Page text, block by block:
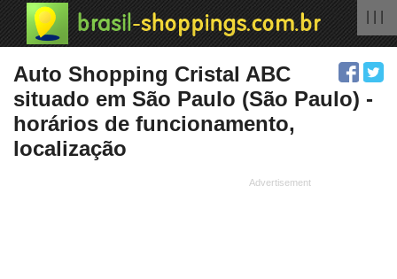
Auto Shopping Cristal ABC
situado em São Paulo (São Paulo) -
horários de funcionamento,
localização